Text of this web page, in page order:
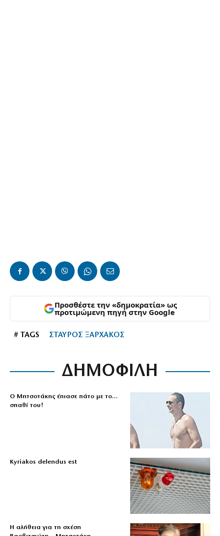
Προσθέστε την «δημοκρατία» ως
προτιμώμενη πηγή στην Google
# TAGS ΣΤΑΥΡΟΣ ΞΑΡΧΑΚΟΣ
ΔΗΜΟΦΙΛΗ
Ο Μητσοτάκης έπιασε πάτο με το…
σπαθί του!
Kyriakos delendus est
Η αλήθεια για τη σχέση